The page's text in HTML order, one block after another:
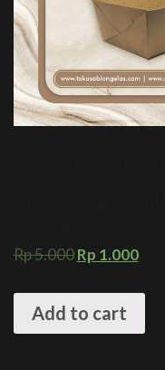
Rp5.000 Rp 1.000
Add to cart